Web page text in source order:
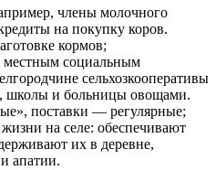
члены молочного
на покупку коров.
кормов;
социальным
сельхозкооперативы
школы и больницы овощами.
поставки — регулярные;
на селе: обеспечивают
их в деревне,
апатии.